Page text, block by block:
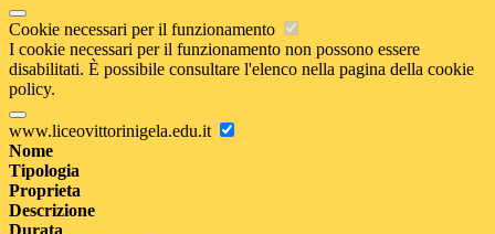
Cookie necessari per il funzionamento
I cookie necessari per il funzionamento non possono essere
disabilitati. È possibile consultare l'elenco nella pagina della cookie
policy.
www.liceovittorinigela.edu.it
Nome
Tipologia
Proprieta
Descrizione
Durata